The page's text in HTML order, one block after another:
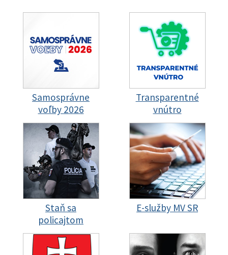
Samosprávne
voľby 2026
Transparentné
vnútro
Staň sa
policajtom
E-služby MV SR